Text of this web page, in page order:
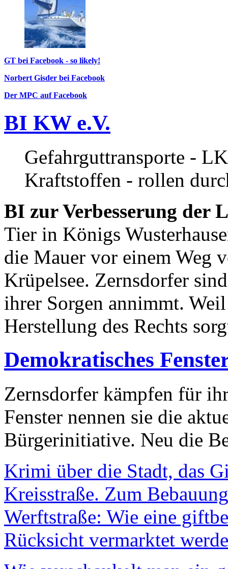
GT bei Facebook - so likely!
Norbert Gisder bei Facebook
Der MPC auf Facebook
BI KW e.V.
Gefahrguttransporte -
Kraftstoffen - rollen
BI zur Verbesserung der
Tier in Königs
die Mauer vor einem Weg
Krüpelsee. Zernsdorfer
ihrer Sorgen annimmt.
Herstellung des Rechts
Demokratisches
Zernsdorfer kämpfen für
Fenster nennen sie die
Bürgerinitiative. Neu die
Krimi über die Stadt, das
Kreisstraße. Zum
Werftstraße: Wie eine
Rücksicht vermarktet